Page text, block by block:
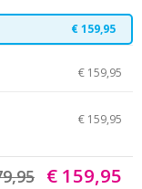
€ 159,95
€ 159,95
€ 159,95
€ 159,95